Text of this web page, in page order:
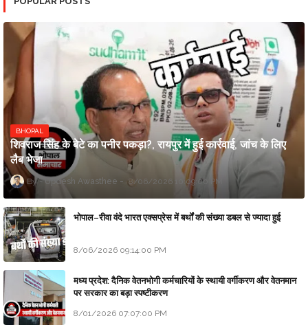
BHOPAL
शिवराज सिंह के बेटे का पनीर पकड़ा?, रायपुर में हुई कार्रवाई, जांच के लिए
लैब भेजा
Updesh Awasthee 8/06/2026 10:09:00 PM
भोपाल–रीवा वंदे भारत एक्सप्रेस में बर्थों की संख्या डबल से ज्यादा हुई
8/06/2026 09:14:00 PM
मध्य प्रदेश: दैनिक वेतनभोगी कर्मचारियों के स्थायी वर्गीकरण और वेतनमान
पर सरकार का बड़ा स्पष्टीकरण
8/01/2026 07:07:00 PM